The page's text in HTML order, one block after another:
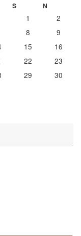
S N
1
2
8
9
15
16
22
23
29
30